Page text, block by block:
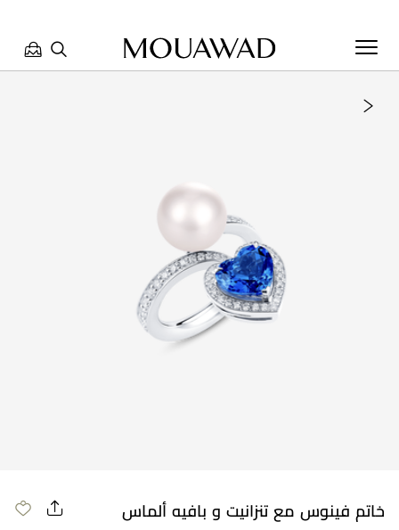
خاتم فينوس مع تنزانيت و بافيه ألماس